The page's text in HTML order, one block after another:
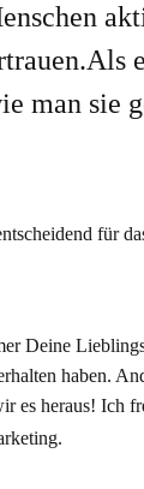
man sie
Deine
haben.
es heraus! Ich